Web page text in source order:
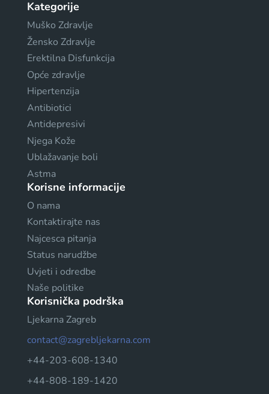
Kategorije
Muško Zdravlje
Žensko Zdravlje
Erektilna Disfunkcija
Opće zdravlje
Hipertenzija
Antibiotici
Antidepresivi
Njega Kože
Ublažavanje boli
Astma
Korisne informacije
O nama
Kontaktirajte nas
Najcesca pitanja
Status narudžbe
Uvjeti i odredbe
Naše politike
Korisnička podrška
Ljekarna Zagreb
contact@zagrebljekarna.com
+44-203-608-1340
+44-808-189-1420